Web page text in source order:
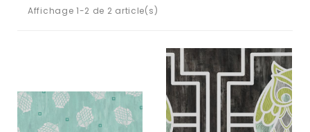
Affichage 1-2 de 2 article(s)